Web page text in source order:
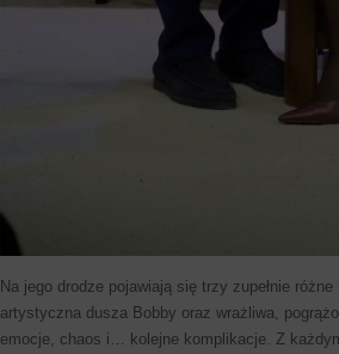
Na jego drodze pojawiają się trzy zupełnie
artystyczna dusza Bobby oraz wrażliwa,
emocje, chaos i… kolejne komplikacje. Z